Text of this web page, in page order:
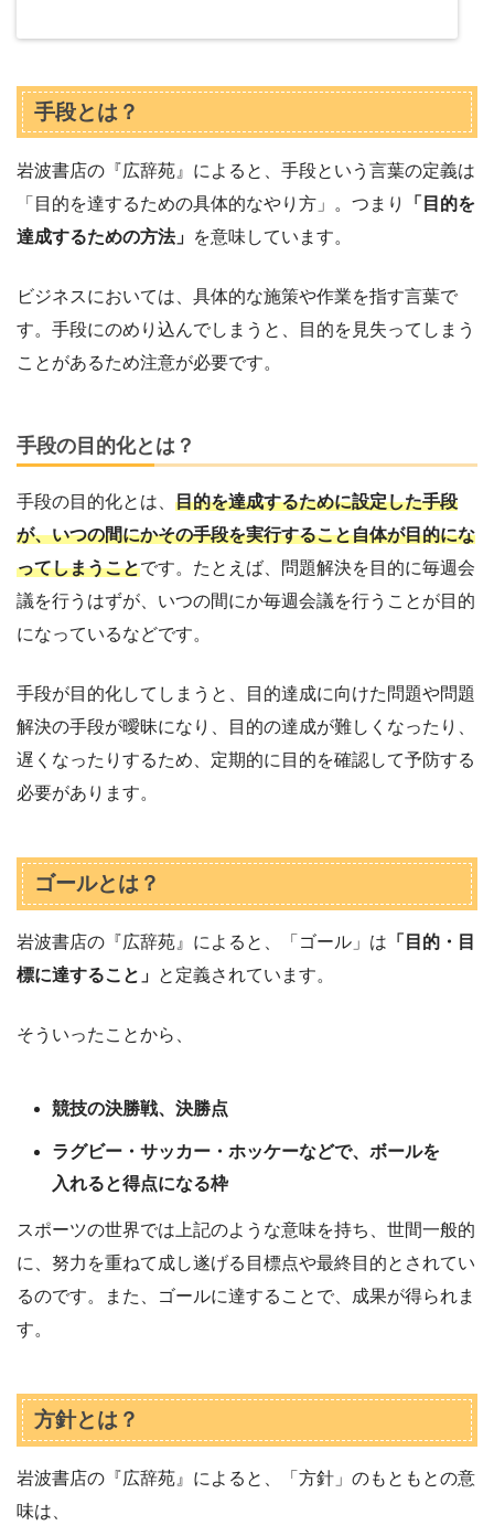
手段とは？
岩波書店の『広辞苑』によると、手段という言葉の定義は
「目的を達するための具体的なやり方」。つまり
「目的を
達成するための方法」 を意味しています。
ビジネスにおいては、具体的な施策や作業を指す言葉で
す。手段にのめり込んでしまうと、目的を見失ってしまう
ことがあるため注意が必要です。
手段の目的化とは？
手段の目的化とは、 目的を達成するために設定した手段
が、いつの間にかその手段を実行すること自体が目的にな
ってしまうことです。たとえば、問題解決を目的に毎週会
議を行うはずが、いつの間にか毎週会議を行うことが目的
になっているなどです。
手段が目的化してしまうと、目的達成に向けた問題や問題
解決の手段が曖昧になり、目的の達成が難しくなったり、
遅くなったりするため、定期的に目的を確認して予防する
必要があります。
ゴールとは？
岩波書店の『広辞苑』によると、「ゴール」は 「目的・目
標に達すること」 と定義されています。
そういったことから、
競技の決勝戦、決勝点
ラグビー・サッカー・ホッケーなどで、ボールを
入れると得点になる枠
スポーツの世界では上記のような意味を持ち、世間一般的
に、努力を重ねて成し遂げる目標点や最終目的とされてい
るのです。また、ゴールに達することで、成果が得られま
す。
方針とは？
岩波書店の『広辞苑』によると、「方針」のもともとの意
味は、